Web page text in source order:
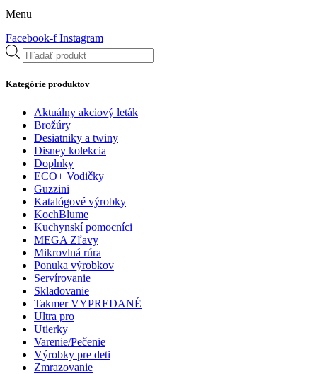
Menu
Facebook-f Instagram
Products
search
Kategórie produktov
Aktuálny akciový leták
Brožúry
Desiatniky a twiny
Disney kolekcia
Doplnky
ECO+ Vodičky
Guzzini
Katalógové výrobky
KochBlume
Kuchynskí pomocníci
MEGA Zľavy
Mikrovlná rúra
Ponuka výrobkov
Servírovanie
Skladovanie
Takmer VYPREDANÉ
Ultra pro
Utierky
Varenie/Pečenie
Výrobky pre deti
Zmrazovanie